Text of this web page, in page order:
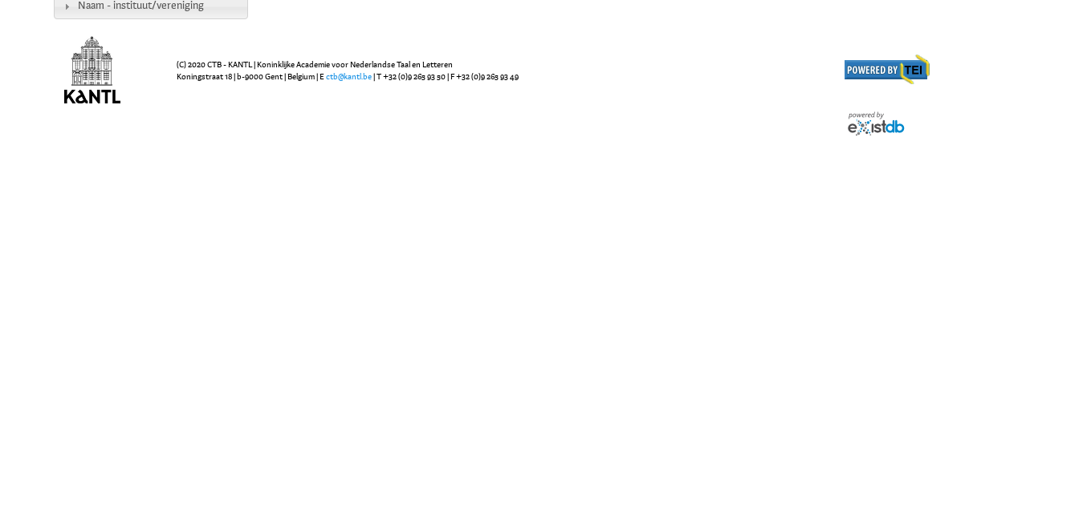
Naam - instituut/vereniging
(C) 2020 CTB - KANTL | Koninklijke Academie voor Nederlandse Taal en Letteren
Koningstraat 18 | b-9000 Gent | Belgium | Ectb@kantl.be | T +32 (0)9 265 93 50 | F +32 (0)9 265 93 49